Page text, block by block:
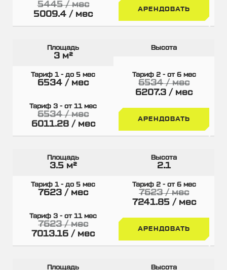
5445 / мес
5009.4 / мес
АРЕНДОВАТЬ
3 м²
6534 / мес
6534 / мес
6207.3 / мес
6534 / мес
6011.28 / мес
АРЕНДОВАТЬ
3.5 м² 2.1
7623 / мес
7623 / мес
7241.85 / мес
7623 / мес
7013.16 / мес
АРЕНДОВАТЬ